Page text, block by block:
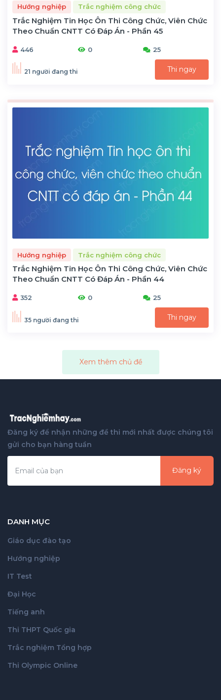
Hướng nghiệp Trắc nghiệm công chức
Trắc Nghiệm Tin Học Ôn Thi Công Chức, Viên Chức
Theo Chuẩn CNTT Có Đáp Án - Phần 45
446 0 25
21 người đang thi Thi ngay
Hướng nghiệp Trắc nghiệm công chức
Trắc Nghiệm Tin Học Ôn Thi Công Chức, Viên Chức
Theo Chuẩn CNTT Có Đáp Án - Phần 44
352 0 25
35 người đang thi Thi ngay
Xem thêm chủ đề
Đăng ký để nhận những đề thi mới nhất được chúng tôi
gửi cho bạn hàng tuần
Đăng ký
DANH MỤC
Giáo dục đào tạo
Hướng nghiệp
IT Test
Đại Học
Tiếng anh
Thi THPT Quốc gia
Trắc nghiệm Tổng hợp
Thi Olympic Online